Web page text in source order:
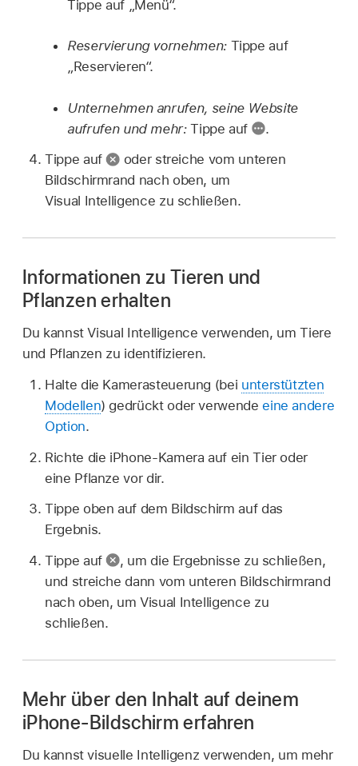
Tippe auf „Menü“.
Reservierung vornehmen:Tippe auf
„Reservieren“.
Unternehmen anrufen, seine Website
aufrufen und mehr:Tippe auf
.
Tippe auf
oder streiche vom unteren
Bildschirmrand nach oben, um
Visual Intelligence zu schließen.
Informationen zu Tieren und
Pflanzen erhalten
Du kannst Visual Intelligence verwenden, um Tiere
und Pflanzen zu identifizieren.
Halte die Kamerasteuerung (bei unterstützten
Modellen) gedrückt oder verwendeeine andere
Option.
Richte die iPhone-Kamera auf ein Tier oder
eine Pflanze vor dir.
Tippe oben auf dem Bildschirm auf das
Ergebnis.
Tippe auf
, um die Ergebnisse zu schließen,
und streiche dann vom unteren Bildschirmrand
nach oben, um Visual Intelligence zu
schließen.
Mehr über den Inhalt auf deinem
iPhone-Bildschirm erfahren
Du kannst visuelle Intelligenz verwenden, um mehr